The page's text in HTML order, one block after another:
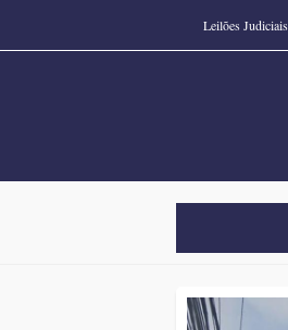
Menu principal
o
Leilões Judiciais